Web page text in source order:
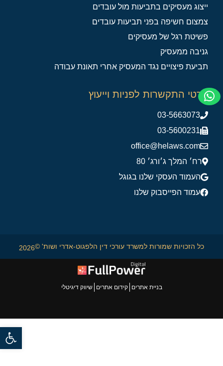
ייצוג מעסיקים בתביעות מול עובדים
צמצום חשיפה בפני תביעות עובדים
פשיטת רגל של מעסיקים
גניבה ממעסיק
תביעת פיצויים נגד המעסיק אחרי תאונת עבודה
פרטי התקשרות לפניות וייעוץ
03-5663073
03-5600231
office@helaws.com
רח׳ המלך ג׳ורג׳ 80
העמוד העסקי שלנו בגוגל
עמוד הפייסבוק שלנו
כל הזכויות שמורות למשרד עורכי דין הלפגוט-אדרי ושות' ©2026
בניית אתרים קידום אתרים שיווק דיגיטלי
פתח